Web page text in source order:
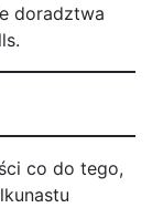
doradztwa
co do tego,